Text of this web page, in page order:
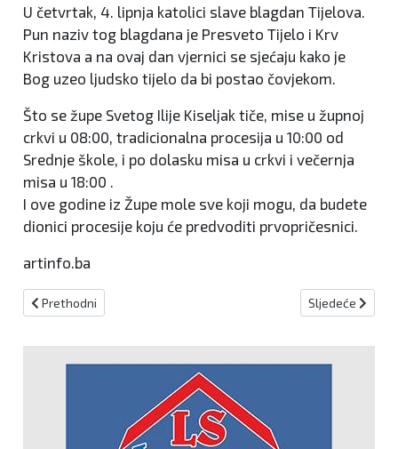
U četvrtak, 4. lipnja katolici slave blagdan Tijelova.
Pun naziv tog blagdana je Presveto Tijelo i Krv
Kristova a na ovaj dan vjernici se sjećaju kako je
Bog uzeo ljudsko tijelo da bi postao čovjekom.
Što se župe Svetog Ilije Kiseljak tiče, mise u župnoj
crkvi u 08:00, tradicionalna procesija u 10:00 od
Srednje škole, i po dolasku misa u crkvi i večernja
misa u 18:00 .
I ove godine iz Župe mole sve koji mogu, da budete
dionici procesije koju će predvoditi prvopričesnici.
artinfo.ba
Prethodni članak: Sunčano uz umjerenu naoblaku
Prethodni Sljedeći članak:
Sljedeće